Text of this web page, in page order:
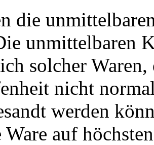
die
unmittelbaren
solcher
nicht
werden
Ware auf